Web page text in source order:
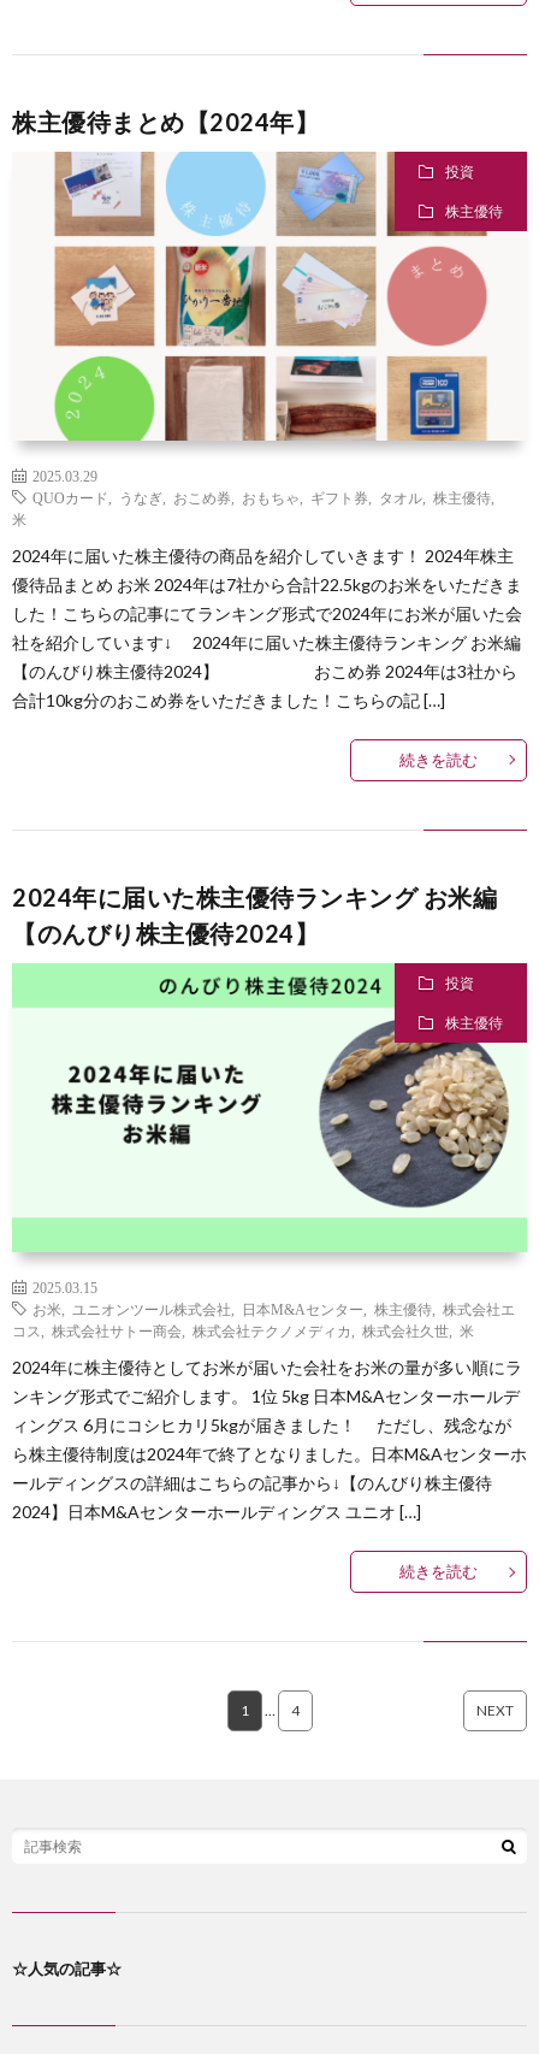
株主優待まとめ【2024年】
投資
株主優待
2025.03.29
QUOカード
うなぎ おこめ券 おもちゃ ギフト券 タオル 株主優待
米
2024年に届いた株主優待の商品を紹介していきます！ 2024年株主
優待品まとめ お米 2024年は7社から合計22.5kgのお米をいただきま
した！こちらの記事にてランキング形式で2024年にお米が届いた会
社を紹介しています↓ 2024年に届いた株主優待ランキング お米編
【のんびり株主優待2024】 おこめ券 2024年は3社から
合計10kg分のおこめ券をいただきました！こちらの記 […]
続きを読む
2024年に届いた株主優待ランキング お米編
【のんびり株主優待2024】
投資
株主優待
2025.03.15
お米
ユニオンツール株式会社 日本M&Aセンター 株主優待
株式会社エ
コス
株式会社サトー商会 株式会社テクノメディカ 株式会社久世 米
2024年に株主優待としてお米が届いた会社をお米の量が多い順にラ
ンキング形式でご紹介します。 1位 5kg 日本M&Aセンターホールデ
ィングス 6月にコシヒカリ5kgが届きました！ ただし、残念なが
ら株主優待制度は2024年で終了となりました。日本M&Aセンターホ
ールディングスの詳細はこちらの記事から↓【のんびり株主優待
2024】日本M&Aセンターホールディングス ユニオ […]
続きを読む
1 … 4 NEXT
☆人気の記事☆